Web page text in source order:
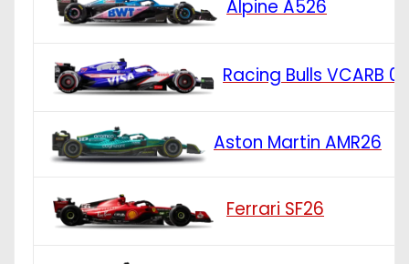
Alpine A526
Racing Bulls VCARB 03
Aston Martin AMR26
Ferrari SF26